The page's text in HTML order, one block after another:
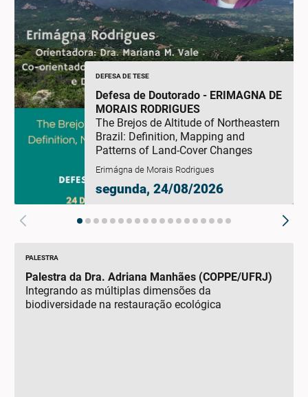
DEFESA DE TESE
Defesa de Doutorado - ERIMAGNA DE
MORAIS RODRIGUES
The Brejos de Altitude of Northeastern
Brazil: Definition, Mapping and
Patterns of Land-Cover Changes
Erimágna de Morais Rodrigues
segunda, 24/08/2026
PALESTRA
Palestra da Dra. Adriana Manhães (COPPE/UFRJ)
Integrando as múltiplas dimensões da
biodiversidade na restauração ecológica